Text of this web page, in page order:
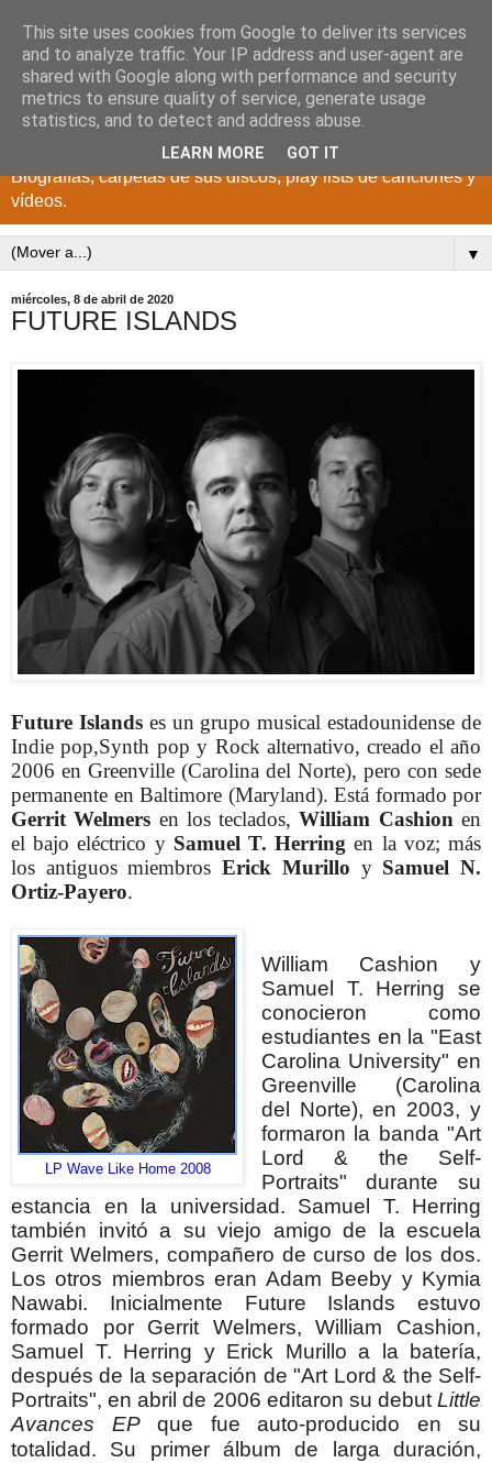
DISCOS PARA EL
RECUERDO
CANTANTES Y GRUPOS DE LOS AÑOS 1950 a 2022.
Biografías, carpetas de sus discos, play lists de canciones y
vídeos.
▼
miércoles, 8 de abril de 2020
FUTURE ISLANDS
Future Islandses un grupo musical estadounidense de
Indie pop,Synth pop y Rock alternativo, creado el año
2006 en Greenville (Carolina del Norte), pero con sede
permanente en Baltimore (Maryland). Está formado por
Gerrit Welmers en los teclados,William Cashion en
el bajo eléctrico y Samuel T. Herring en la voz; más
los antiguos miembrosErick Murillo y Samuel N.
Ortiz-Payero.
LP Wave Like Home 2008
William Cashion y
Samuel T. Herring se
conocieron como
estudiantes en la "East
Carolina University" en
Greenville (Carolina
del Norte), en 2003, y
formaron la banda "Art
Lord & the Self-
Portraits" durante su
estancia en la universidad. Samuel T. Herring
también invitó a su viejo amigo de la escuela
Gerrit Welmers, compañero de curso de los dos.
Los otros miembros eran Adam Beeby y Kymia
Nawabi. Inicialmente Future Islands estuvo
formado por Gerrit Welmers, William Cashion,
Samuel T. Herring y Erick Murillo a la batería,
después de la separación de "Art Lord & the Self-
Portraits", en abril de 2006 editaron su debutLittle
Avances EPque fue auto-producido en su
totalidad. Su primer álbum de larga duración,
This site uses cookies from Google to deliver its services
and to analyze traffic. Your IP address and user-agent are
shared with Google along with performance and security
metrics to ensure quality of service, generate usage
statistics, and to detect and address abuse.
LEARN MORE GOT IT